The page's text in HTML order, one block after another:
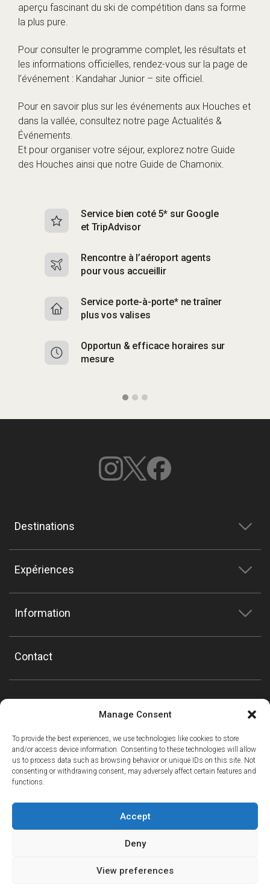
Manage Consent
To provide the best experiences, we use technologies like cookies to store
and/or access device information. Consenting to these technologies will allow
us to process data such as browsing behavior or unique IDs on this site. Not
consenting or withdrawing consent, may adversely affect certain features and
functions.
Accept
Deny
View preferences
aperçu fascinant du ski de compétition dans sa forme
la plus pure.
Pour consulter le programme complet, les résultats et
les informations officielles, rendez-vous sur la page de
l’événement : Kandahar Junior – site officiel .
Pour en savoir plus sur les événements aux Houches et
dans la vallée, consultez notre page Actualités &
Événements.
Et pour organiser votre séjour, explorez notre Guide
des Houches ainsi que notre Guide de Chamonix.
Service bien coté 5* sur Google
et TripAdvisor
Rencontre à l’aéroport agents
pour vous accueillir
Service porte-à-porte* ne traîner
plus vos valises
Opportun & efficace horaires sur
mesure
Destinations
Expériences
Information
Contact
The new European Entry/Exit System is now in place.